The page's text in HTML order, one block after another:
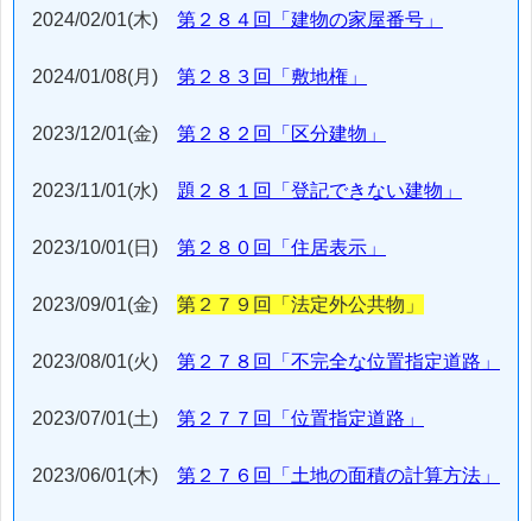
2024/02/01(木) 第２８４回「建物の家屋番号」
2024/01/08(月) 第２８３回「敷地権」
2023/12/01(金) 第２８２回「区分建物」
2023/11/01(水) 題２８１回「登記できない建物」
2023/10/01(日) 第２８０回「住居表示」
2023/09/01(金) 第２７９回「法定外公共物」
2023/08/01(火) 第２７８回「不完全な位置指定道路」
2023/07/01(土) 第２７７回「位置指定道路」
2023/06/01(木) 第２７６回「土地の面積の計算方法」